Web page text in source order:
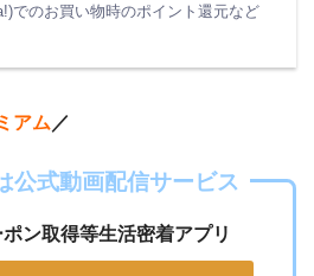
でのお買い物時のポイント還元など
アム ／
公式動画配信サービス
ン取得等生活密着アプリ